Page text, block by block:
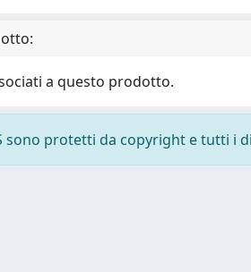
a questo prodotto.
sono protetti da copyright e tutti i